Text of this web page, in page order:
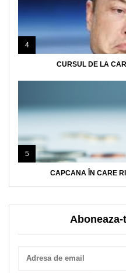
4
CURSUL DE LA
5
CAPCANA ÎN CARE